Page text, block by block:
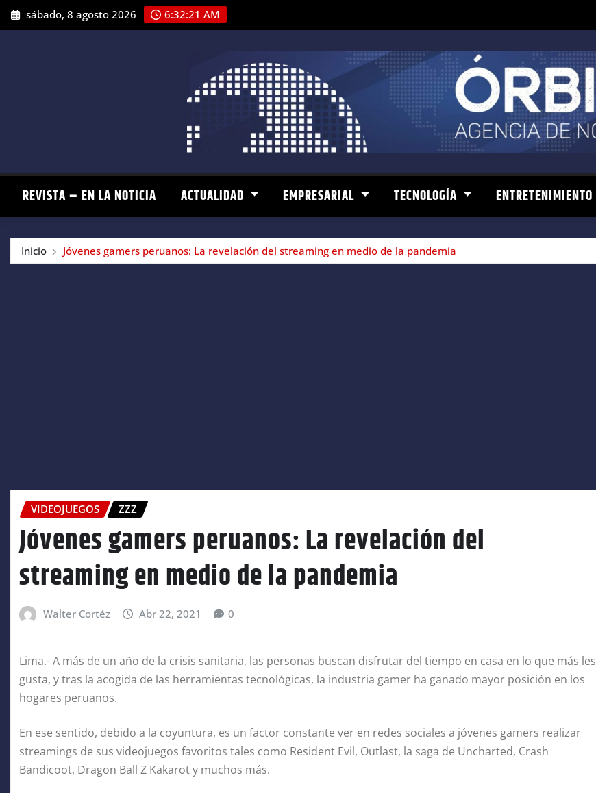
Saltar
al
sábado, 8 agosto 2026 6:32:22 AM
REVISTA – EN LA NOTICIA ACTUALIDAD EMPRESARIAL TECNOLOGÍA ENTRETENIMIENTO
Inicio Jóvenes gamers peruanos: La revelación del streaming en medio de la pandemia
VIDEOJUEGOS ZZZ
Jóvenes gamers peruanos: La revelación del
streaming en medio de la pandemia
Walter Cortéz Abr 22, 2021 0
Lima.- A más de un año de la crisis sanitaria, las personas buscan disfrutar del tiempo en casa en lo que más les
gusta, y tras la acogida de las herramientas tecnológicas, la industria gamer ha ganado mayor posición en los
hogares peruanos.
En ese sentido, debido a la coyuntura, es un factor constante ver en redes sociales a jóvenes gamers realizar
streamings de sus videojuegos favoritos tales como Resident Evil, Outlast, la saga de Uncharted, Crash
Bandicoot, Dragon Ball Z Kakarot y muchos más.